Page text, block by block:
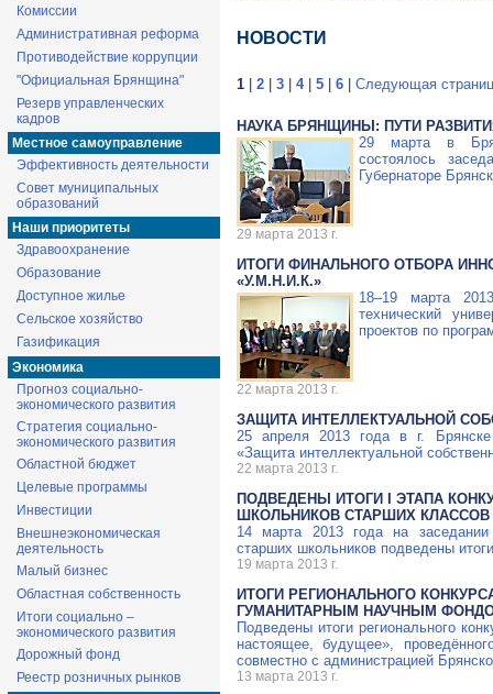
Комиссии
Административная реформа
Противодействие коррупции
"Официальная Брянщина"
Резерв управленческих
кадров
Местное самоуправление
Эффективность деятельности
Совет муниципальных
образований
Наши приоритеты
Здравоохранение
Образование
Доступное жилье
Сельское хозяйство
Газификация
Экономика
Прогноз социально-
экономического развития
Стратегия социально-
экономического развития
Областной бюджет
Целевые программы
Инвестиции
Внешнеэкономическая
деятельность
Малый бизнес
Областная собственность
Итоги социально –
экономического развития
Дорожный фонд
Реестр розничных рынков
НОВОСТИ
1 2 3 4| 5 6 Следующая
НАУКА БРЯНЩИНЫ: ПУТИ
29 марта в
состоялось
Губернаторе
29 марта 2013 г.
ИТОГИ ФИНАЛЬНОГО ОТБОРА
«У.М.Н.И.К.»
18–19 марта
технический
проектов по
22 марта 2013 г.
ЗАЩИТА ИНТЕЛЛЕКТУАЛЬНОЙ
25 апреля 2013 года в г. Брянске
«Защита интеллектуальной
22 марта 2013 г.
ПОДВЕДЕНЫ ИТОГИ I ЭТАПА
ШКОЛЬНИКОВ СТАРШИХ КЛАССОВ
14 марта 2013 года на заседании
старших школьников подведены
19 марта 2013 г.
ИТОГИ РЕГИОНАЛЬНОГО
ГУМАНИТАРНЫМ НАУЧНЫМ
Подведены итоги регионального
настоящее, будущее»,
совместно с администрацией
13 марта 2013 г.